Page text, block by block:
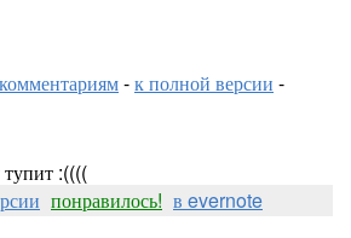
-к полной версии -
:((((
понравилось! в evernote